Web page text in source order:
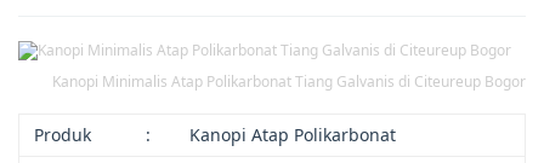
Kanopi Minimalis Atap Polikarbonat Tiang Galvanis di Citeureup Bogor
Produk :
Kanopi Atap Polikarbonat